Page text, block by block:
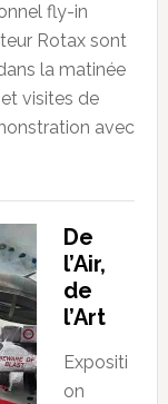
fly-in
Rotax sont
la matinée
visites de
avec
De
l’Air,
de
l’Art
Expositi
on